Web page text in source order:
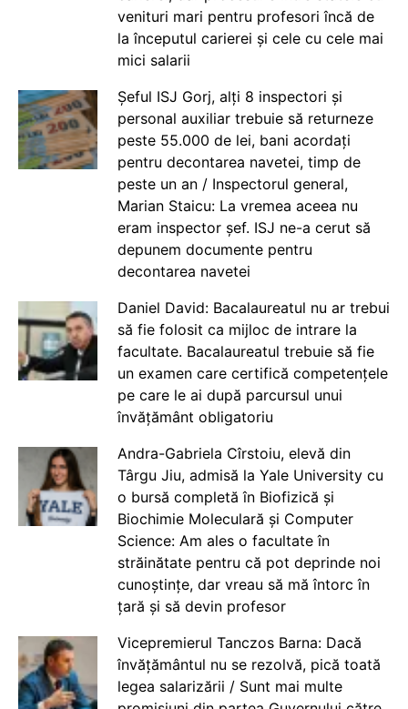
venituri mari pentru profesori încă de
la începutul carierei și cele cu cele mai
mici salarii
Șeful ISJ Gorj, alți 8 inspectori și
personal auxiliar trebuie să returneze
peste 55.000 de lei, bani acordați
pentru decontarea navetei, timp de
peste un an / Inspectorul general,
Marian Staicu: La vremea aceea nu
eram inspector șef. ISJ ne-a cerut să
depunem documente pentru
decontarea navetei
Daniel David: Bacalaureatul nu ar trebui
să fie folosit ca mijloc de intrare la
facultate. Bacalaureatul trebuie să fie
un examen care certifică competențele
pe care le ai după parcursul unui
învățământ obligatoriu
Andra-Gabriela Cîrstoiu, elevă din
Târgu Jiu, admisă la Yale University cu
o bursă completă în Biofizică și
Biochimie Moleculară și Computer
Science: Am ales o facultate în
străinătate pentru că pot deprinde noi
cunoștințe, dar vreau să mă întorc în
țară și să devin profesor
Vicepremierul Tanczos Barna: Dacă
învățământul nu se rezolvă, pică toată
legea salarizării / Sunt mai multe